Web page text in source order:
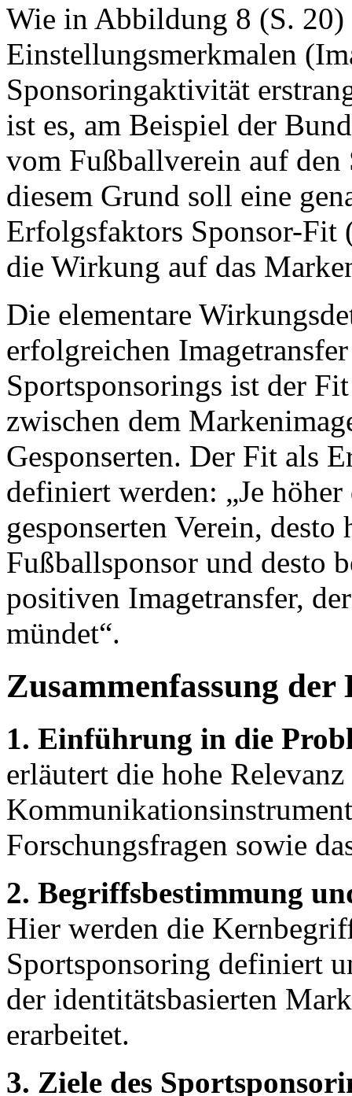
Wie in Abbildung 8 (S. 20)
Einstellungsmerkmalen
Sponsoringaktivität
ist es, am Beispiel der
vom Fußballverein auf den
diesem Grund soll eine
Erfolgsfaktors Sponsor-
die Wirkung auf das
Die elementare
erfolgreichen
Sportsponsorings ist der
zwischen dem
Gesponserten. Der Fit als
definiert werden: „Je
gesponserten Verein,
Fußballsponsor und desto
positiven Imagetransfer,
mündet“.
Zusammenfassung der
1. Einführung in die
erläutert die hohe
Forschungsfragen sowie
2. Begriffsbestimmung
Hier werden die
Sportsponsoring definiert
der identitätsbasierten
erarbeitet.
3. Ziele des